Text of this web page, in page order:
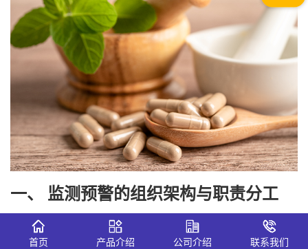
一、 监测预警的组织架构与职责分工
成立乡镇食药舆情工作领导小组：组长由镇党委政府
主要领导担任，副组长由市场监管所所长担任，成员
首页 产品介绍 公司介绍 联系我们